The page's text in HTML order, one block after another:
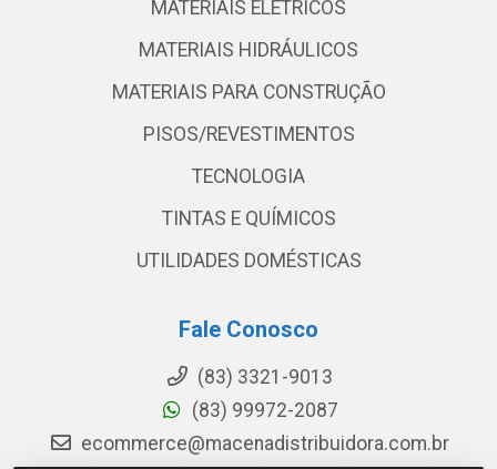
MATERIAIS ELETRICOS
MATERIAIS HIDRÁULICOS
MATERIAIS PARA CONSTRUÇÃO
PISOS/REVESTIMENTOS
TECNOLOGIA
TINTAS E QUÍMICOS
UTILIDADES DOMÉSTICAS
Fale Conosco
(83) 3321-9013
(83) 99972-2087
ecommerce@macenadistribuidora.com.br